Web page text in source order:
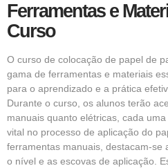
Ferramentas e
Curso
O curso de colocação de papel de
gama de ferramentas e materiais
para o aprendizado e a prática
Durante o curso, os alunos terão
manuais quanto elétricas, cada
vital no processo de aplicação do
ferramentas manuais, destacam-se
o nível e as escovas de aplicação.